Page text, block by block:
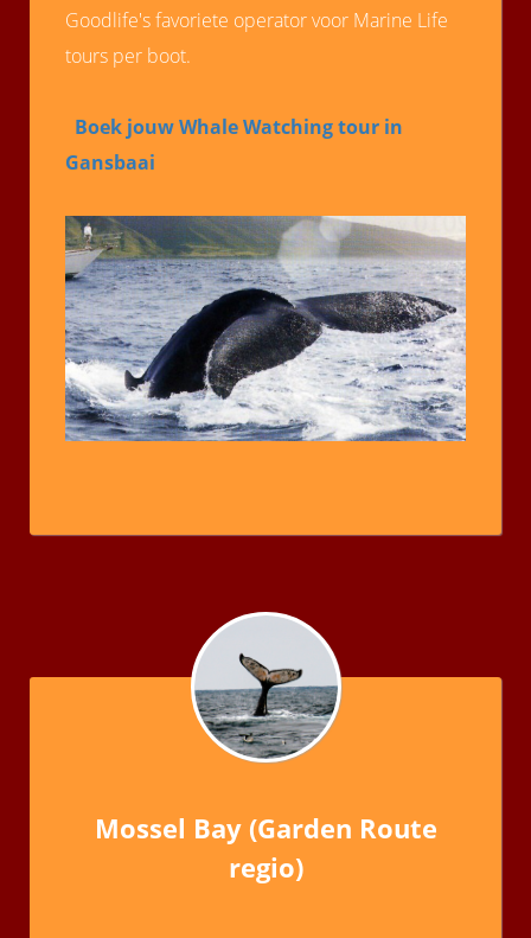
Goodlife's favoriete operator voor Marine Life
tours per boot.
Boek jouw Whale Watching tour in
Gansbaai
Mossel Bay (Garden Route
regio)